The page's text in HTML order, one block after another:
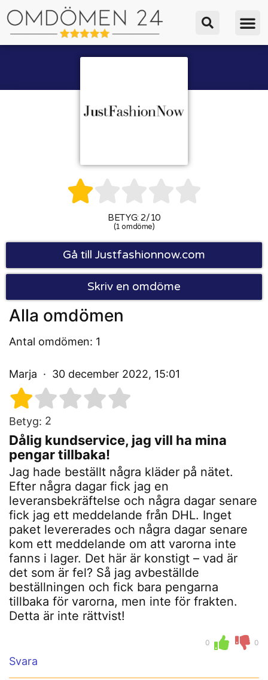

BETYG: 2/10
(1 omdöme)
Gå till Justfashionnow.com
Skriv en omdöme
Alla omdömen
Antal omdömen: 1
Marja 30 december 2022, 15:01
Betyg: 2
Dålig kundservice, jag vill ha mina
pengar tillbaka!
Jag hade beställt några kläder på nätet.
Efter några dagar fick jag en
leveransbekräftelse och några dagar senare
fick jag ett meddelande från DHL. Inget
paket levererades och några dagar senare
kom ett meddelande om att varorna inte
fanns i lager. Det här är konstigt – vad är
det som är fel? Så jag avbeställde
beställningen och fick bara pengarna
tillbaka för varorna, men inte för frakten.
Detta är inte rättvist!
0 0
Svara